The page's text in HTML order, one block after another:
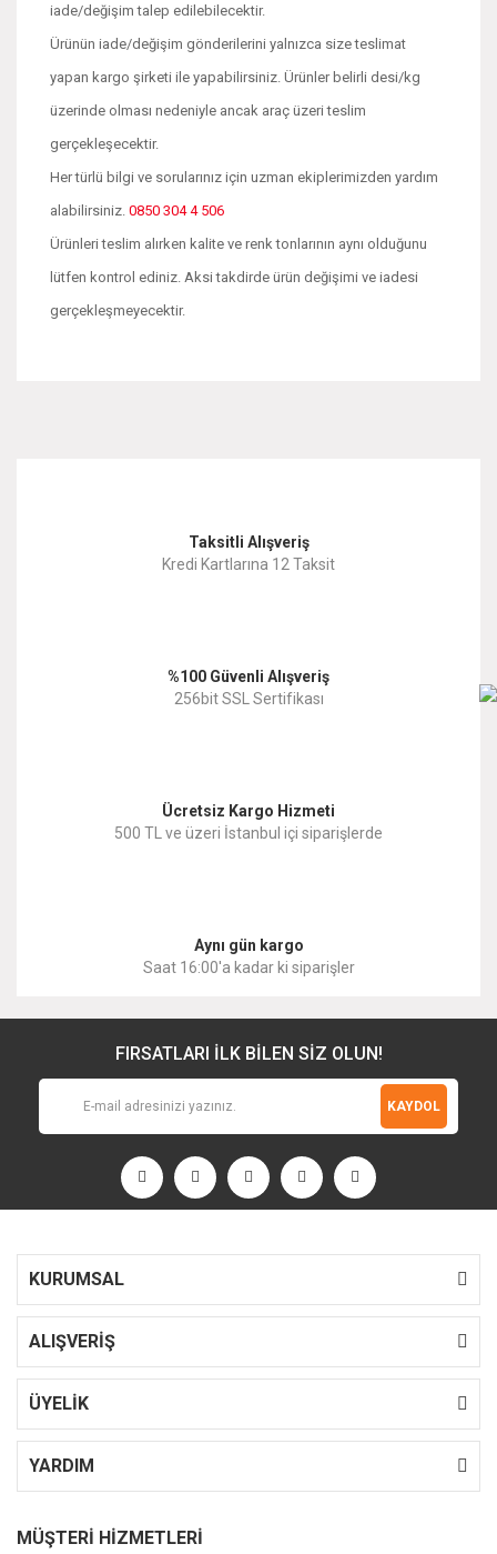
iade/değişim talep edilebilecektir.
Ürünün iade/değişim gönderilerini yalnızca size teslimat
yapan kargo şirketi ile yapabilirsiniz. Ürünler belirli desi/kg
üzerinde olması nedeniyle ancak araç üzeri teslim
gerçekleşecektir.
Her türlü bilgi ve sorularınız için uzman ekiplerimizden yardım
alabilirsiniz. 0850 304 4 506
Ürünleri teslim alırken kalite ve renk tonlarının aynı olduğunu
lütfen kontrol ediniz. Aksi takdirde ürün değişimi ve iadesi
gerçekleşmeyecektir.
Ürün resmi kalitesiz, bozuk veya görüntülenemiyor.
Ürün fiyatı diğer sitelerden daha pahalı.
Taksitli Alışveriş
Kredi Kartlarına 12 Taksit
%100 Güvenli Alışveriş
256bit SSL Sertifikası
Ücretsiz Kargo Hizmeti
500 TL ve üzeri İstanbul içi siparişlerde
Aynı gün kargo
Saat 16:00'a kadar ki siparişler
FIRSATLARI İLK BİLEN SİZ OLUN!
KAYDOL
KURUMSAL
ALIŞVERİŞ
ÜYELİK
YARDIM
MÜŞTERİ HİZMETLERİ